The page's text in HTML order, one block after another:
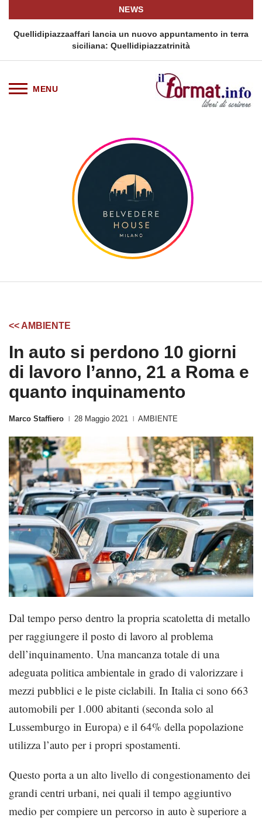
NEWS
Quellidipiazzaaffari lancia un nuovo appuntamento in terra
siciliana: Quellidipiazzatrinità
<< AMBIENTE
In auto si perdono 10 giorni
di lavoro l’anno, 21 a Roma e
quanto inquinamento
Marco Staffiero 28 Maggio 2021 AMBIENTE
Dal tempo perso dentro la propria scatoletta di metallo
per raggiungere il posto di lavoro al problema
dell’inquinamento. Una mancanza totale di una
adeguata politica ambientale in grado di valorizzare i
mezzi pubblici e le piste ciclabili. In Italia ci sono 663
automobili per 1.000 abitanti (seconda solo al
Lussemburgo in Europa) e il 64% della popolazione
utilizza l’auto per i propri spostamenti.
Questo porta a un alto livello di congestionamento dei
grandi centri urbani, nei quali il tempo aggiuntivo
medio per compiere un percorso in auto è superiore a